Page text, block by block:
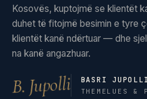
Kosovës, kuptojmë se klientët
duhet të fitojmë besimin e tyre
klientët kanë ndërtuar — dhe
na kanë angazhuar.
B. Jupolli BASRI JUPOLLI
THEMELUES &